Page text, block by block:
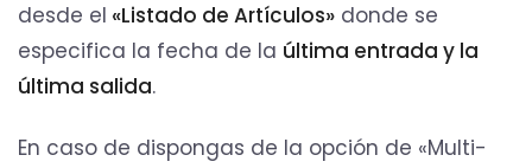
desde el «Listado de Artículos» donde se
especifica la fecha de la última entrada y la
última salida.
En caso de dispongas de la opción de «Multi-